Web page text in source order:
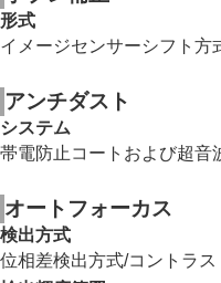
主な仕様
故障かな？と思ったら
形式
イメージセンサーシフト方
アンチダスト
システム
帯電防止コートおよび超音
オートフォーカス
検出方式
位相差検出方式/コントラ